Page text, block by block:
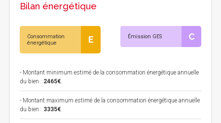
Bilan énergétique
Consommation
énergétique
E Émission GES C
- Montant minimum estimé de la consommation énergétique annuelle
du bien : 2465€.
- Montant maximum estimé de la consommation énergétique annuelle
du bien : 3335€.